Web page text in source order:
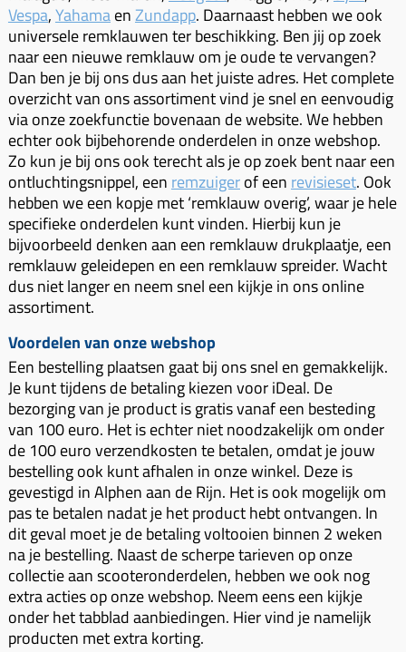
Uitlaat bocht
Radiateur (delen)
Waterpomp (delen)
V-snaren
Variorolsets
Pulley
Variateur (delen)
Variokit
Voor tandwielen
Origineel zuigers
Tomos opvoeren (kits)
Koppeling compleet
Koppeling trekveer
Ketting / tandwiel
Koeling (delen)
Overbrenging
Remsegmenten
Remklauw (delen)
Remschijven
Voorrem kabel
Voorvork
Wiel (delen)
Zadel
Standaard
Kickstart (delen)
Voordragers
Windschermen
Accessoires overig
Zadel
Gereedschap
Speednut
Vespa,YahamaenZundapp. Daarnaast hebben we ook
universele remklauwen ter beschikking. Ben jij op zoek
naar een nieuwe remklauw om je oude te vervangen?
Dan ben je bij ons dus aan het juiste adres. Het complete
overzicht van ons assortiment vind je snel en eenvoudig
via onze zoekfunctie bovenaan de website. We hebben
echter ook bijbehorende onderdelen in onze webshop.
Zo kun je bij ons ook terecht als je op zoek bent naar een
ontluchtingsnippel, een remzuigerof een revisieset. Ook
hebben we een kopje met ‘remklauw overig’, waar je hele
specifieke onderdelen kunt vinden. Hierbij kun je
bijvoorbeeld denken aan een remklauw drukplaatje, een
remklauw geleidepen en een remklauw spreider. Wacht
dus niet langer en neem snel een kijkje in ons online
assortiment.
Voordelen van onze webshop
Een bestelling plaatsen gaat bij ons snel en gemakkelijk.
Je kunt tijdens de betaling kiezen voor iDeal. De
bezorging van je product is gratis vanaf een besteding
van 100 euro. Het is echter niet noodzakelijk om onder
de 100 euro verzendkosten te betalen, omdat je jouw
bestelling ook kunt afhalen in onze winkel. Deze is
gevestigd in Alphen aan de Rijn. Het is ook mogelijk om
pas te betalen nadat je het product hebt ontvangen. In
dit geval moet je de betaling voltooien binnen 2 weken
na je bestelling. Naast de scherpe tarieven op onze
collectie aan scooteronderdelen, hebben we ook nog
extra acties op onze webshop. Neem eens een kijkje
onder het tabblad aanbiedingen. Hier vind je namelijk
producten met extra korting.